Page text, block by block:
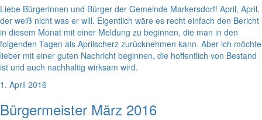
Liebe Bürgerinnen und Bürger der Gemeinde Markersdorf! April, April,
der weiß nicht was er will. Eigentlich wäre es recht einfach den Bericht
in diesem Monat mit einer Meldung zu beginnen, die man in den
folgenden Tagen als Aprilscherz zurücknehmen kann. Aber ich möchte
lieber mit einer guten Nachricht beginnen, die hoffentlich von Bestand
ist und auch nachhaltig wirksam wird.
1. April 2016
Bürgermeister März 2016